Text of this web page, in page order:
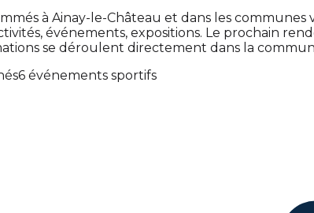
à Ainay-le-Château et dans les
événements, expositions. Le prochain
se déroulent directement dans la
6 événements sportifs